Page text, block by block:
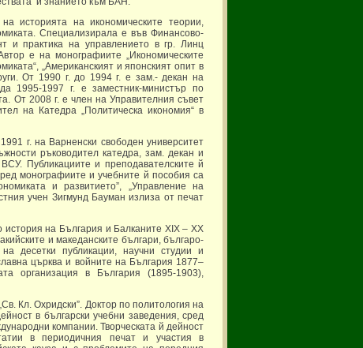
историята на икономическите теории,
Специализирала е във Финансово-
и практика на управлението в гр. Линц
е на монографиите „Икономическите
„Американският и японският опит в
От 1990 г. до 1994 г. е зам.- декан на
1995-1997 г. е заместник-министър по
От 2008 г. е член на Управителния съвет
на Катедра „Политическа икономия“ в
г. на Варненски свободен университет
ръководител катедра, зам. декан и
Публикациите и преподавателските й
монографиите и учебните й пособия са
и развитието”, „Управление на
учен Зигмунд Бауман излиза от печат
история на България и Балканите ХІХ – ХХ
и македанските българи, българо-
десетки публикации, научни студии и
църква и войните на България 1877–
организация в България (1895-1903),
Кл. Охридски”. Доктор по политология на
в български учебни заведения, сред
компании. Творческата й дейност
в периодичния печат и участия в